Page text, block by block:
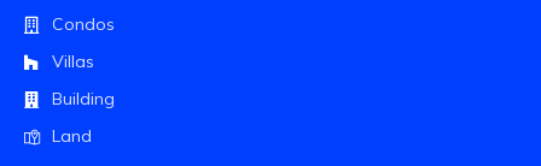
Condos
Villas
Building
Land